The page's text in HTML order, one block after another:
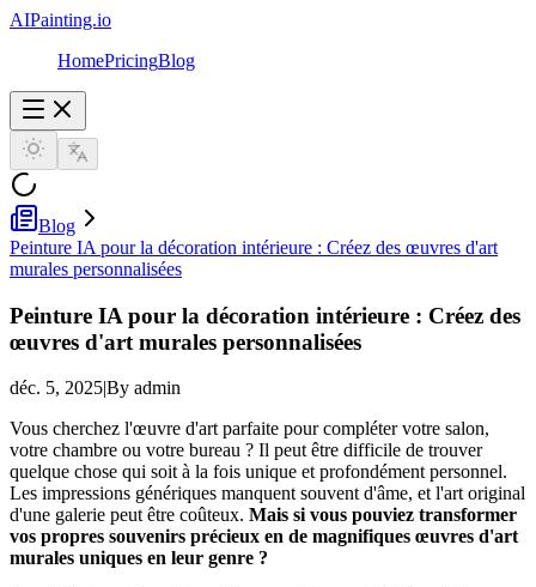
AIPainting.io
HomePricingBlog
Blog
Peinture IA pour la décoration intérieure : Créez des œuvres d'art
murales personnalisées
Peinture IA pour la décoration intérieure : Créez des
œuvres d'art murales personnalisées
déc. 5, 2025|By admin
Vous cherchez l'œuvre d'art parfaite pour compléter votre salon,
votre chambre ou votre bureau ? Il peut être difficile de trouver
quelque chose qui soit à la fois unique et profondément personnel.
Les impressions génériques manquent souvent d'âme, et l'art original
d'une galerie peut être coûteux. Mais si vous pouviez transformer
vos propres souvenirs précieux en de magnifiques œuvres d'art
murales uniques en leur genre ?